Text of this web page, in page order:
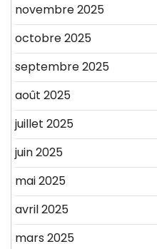
novembre 2025
octobre 2025
septembre 2025
août 2025
juillet 2025
juin 2025
mai 2025
avril 2025
mars 2025